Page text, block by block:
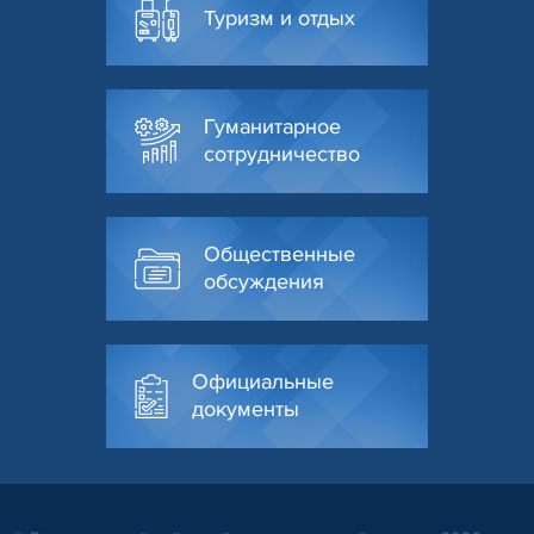
Туризм и отдых
Гуманитарное
сотрудничество
Общественные
обсуждения
Официальные
документы